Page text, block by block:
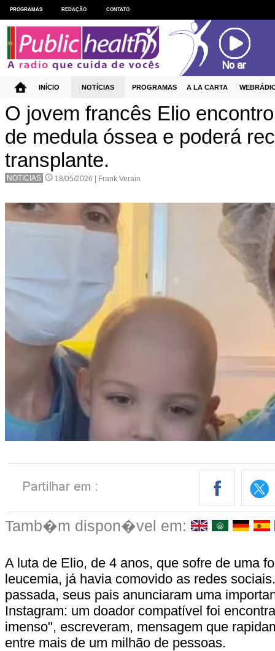
O jovem francês Elio
de medula óssea e poderá
transplante.
NOTICIAS 18/05/2026 | Frank Verain
Tamb�m dispon�vel em:
A luta de Elio, de 4 anos, que sofre de uma
leucemia, já havia comovido as redes
passada, seus pais anunciaram uma
Instagram: um doador compatível foi
imenso", escreveram, mensagem que
entre mais de um milhão de pessoas.
PROGRAMAS REDAÇÃO CONTATO
INÍCIO NOTÍCIAS PROGRAMAS A LA CARTA